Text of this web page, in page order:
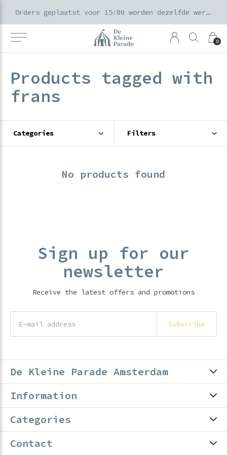
0
Orders geplaatst voor 15:00 worden dezelfde werkdag verzonden
Products tagged with
frans
Categories Filters
No products found
Sign up for our
newsletter
Receive the latest offers and promotions
Subscribe
De Kleine Parade Amsterdam
Information
Categories
Contact